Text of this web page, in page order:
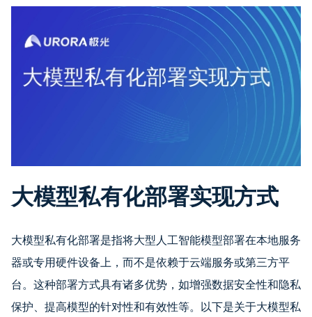
大模型私有化部署实现方式
大模型私有化部署是指将大型人工智能模型部署在本地服务
器或专用硬件设备上，而不是依赖于云端服务或第三方平
台。这种部署方式具有诸多优势，如增强数据安全性和隐私
保护、提高模型的针对性和有效性等。以下是关于大模型私